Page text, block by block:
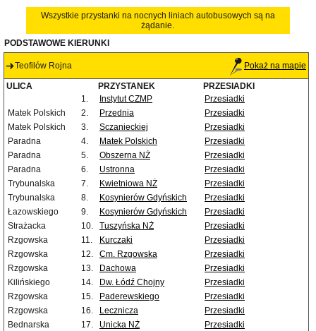
Wszystkie przystanki na nocnych liniach autobusowych są na
żądanie.
PODSTAWOWE KIERUNKI
Teofilów Rojna Pokaż na mapie
ULICA PRZYSTANEK
PRZESIADKI
1.
Instytut CZMP
Przesiadki
Matek Polskich
2. Przednia
Przesiadki
Matek Polskich
3. Sczanieckiej
Przesiadki
Paradna
4. Matek Polskich
Przesiadki
Paradna
5. Obszerna NŻ
Przesiadki
Paradna
6. Ustronna
Przesiadki
Trybunalska
7. Kwietniowa NŻ
Przesiadki
Trybunalska
8. Kosynierów Gdyńskich
Przesiadki
Łazowskiego
9. Kosynierów Gdyńskich
Przesiadki
Strażacka
10. Tuszyńska NŻ
Przesiadki
Rzgowska
11. Kurczaki
Przesiadki
Rzgowska
12. Cm. Rzgowska
Przesiadki
Rzgowska
13. Dachowa
Przesiadki
Kilińskiego
14. Dw. Łódź Chojny
Przesiadki
Rzgowska
15. Paderewskiego
Przesiadki
Rzgowska
16. Lecznicza
Przesiadki
Bednarska
17. Unicka NŻ
Przesiadki